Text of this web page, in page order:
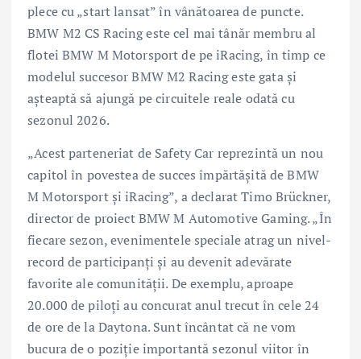
plece cu „start lansat” în vânătoarea de puncte.
BMW M2 CS Racing este cel mai tânăr membru al
flotei BMW M Motorsport de pe iRacing, în timp ce
modelul succesor BMW M2 Racing este gata şi
aşteaptă să ajungă pe circuitele reale odată cu
sezonul 2026.
„Acest parteneriat de Safety Car reprezintă un nou
capitol în povestea de succes împărtăşită de BMW
M Motorsport şi iRacing”, a declarat Timo Brückner,
director de proiect BMW M Automotive Gaming. „În
fiecare sezon, evenimentele speciale atrag un nivel-
record de participanţi şi au devenit adevărate
favorite ale comunităţii. De exemplu, aproape
20.000 de piloţi au concurat anul trecut în cele 24
de ore de la Daytona. Sunt încântat că ne vom
bucura de o poziţie importantă sezonul viitor în